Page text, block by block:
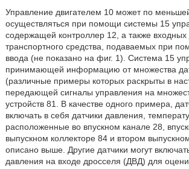
Управление двигателем 10 может по
осуществляться при помощи системы 15
содержащей контроллер 12, а также входных
транспортного средства, подаваемых при
ввода (не показано на фиг. 1). Система 15
принимающей информацию от множества
(различные примеры которых раскрыты в
передающей сигналы управления на
устройств 81. В качестве одного примера,
включать в себя датчики давления,
расположенные во впускном канале 28,
выпускном коллекторе 84 и втором
описано выше. Другие датчики могут
давления на входе дросселя (ДВД) для